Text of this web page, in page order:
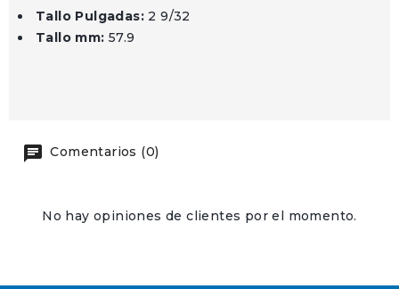
Tallo Pulgadas: 2 9/32
Tallo mm: 57.9
Comentarios (0)
No hay opiniones de clientes por el momento.